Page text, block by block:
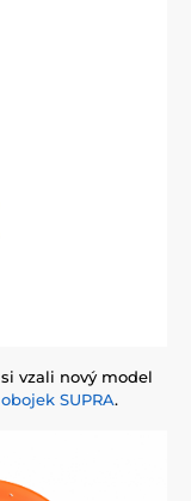
vzali nový model
SUPRA.